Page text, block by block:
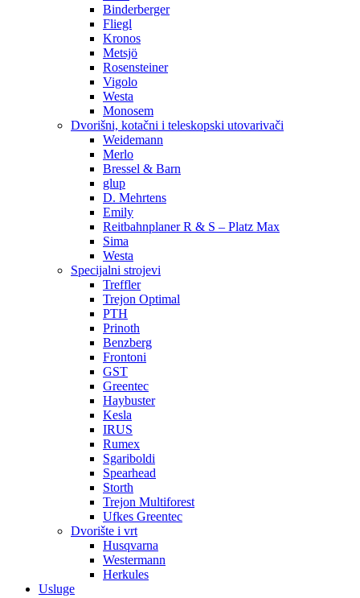
Binderberger
Fliegl
Kronos
Metsjö
Rosensteiner
Vigolo
Westa
Monosem
Dvorišni, kotačni i teleskopski utovarivači
Weidemann
Merlo
Bressel & Barn
glup
D. Mehrtens
Emily
Reitbahnplaner R & S – Platz Max
Sima
Westa
Specijalni strojevi
Treffler
Trejon Optimal
PTH
Prinoth
Benzberg
Frontoni
GST
Greentec
Haybuster
Kesla
IRUS
Rumex
Sgariboldi
Spearhead
Storth
Trejon Multiforest
Ufkes Greentec
Dvorište i vrt
Husqvarna
Westermann
Herkules
Usluge